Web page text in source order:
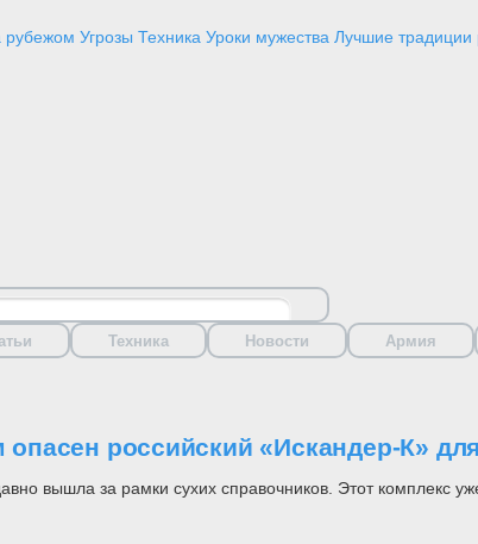
рубежом Угрозы Техника Уроки мужества Лучшие традиции
Техника Новости Армия
опасен российский «Искандер-К»
вышла за рамки сухих справочников. Этот комплекс